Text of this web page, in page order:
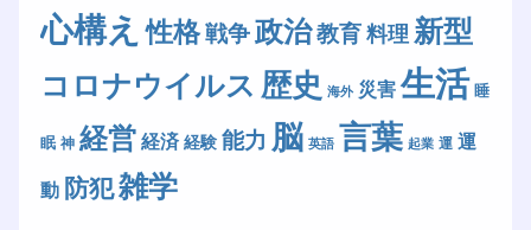
心構え 性格戦争政治教育料理 新型
コロナウイルス 歴史 海外 災害生活 睡
眠 神 経営経済 経験 能力 脳 英語 言葉 起業 運 運
動 防犯雑学